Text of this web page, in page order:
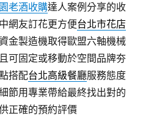
老酒收購達人案例分享的收
網友訂花更方便台北市花店
金製造機取得歐盟六軸機械
且可固定或移動於空間品牌夯
搭配台北高級餐廳服務態度
節用專業帶給最終找出對的
正確的預約評價